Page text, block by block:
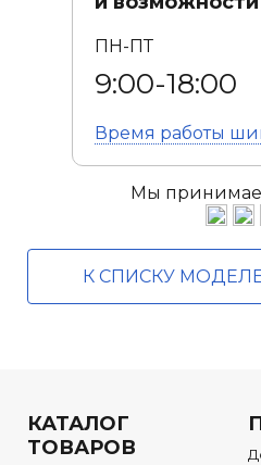
ПН-ПТ
9:00-18:00
Время работы
Мы
К СПИСКУ
КАТАЛОГ
ТОВАРОВ